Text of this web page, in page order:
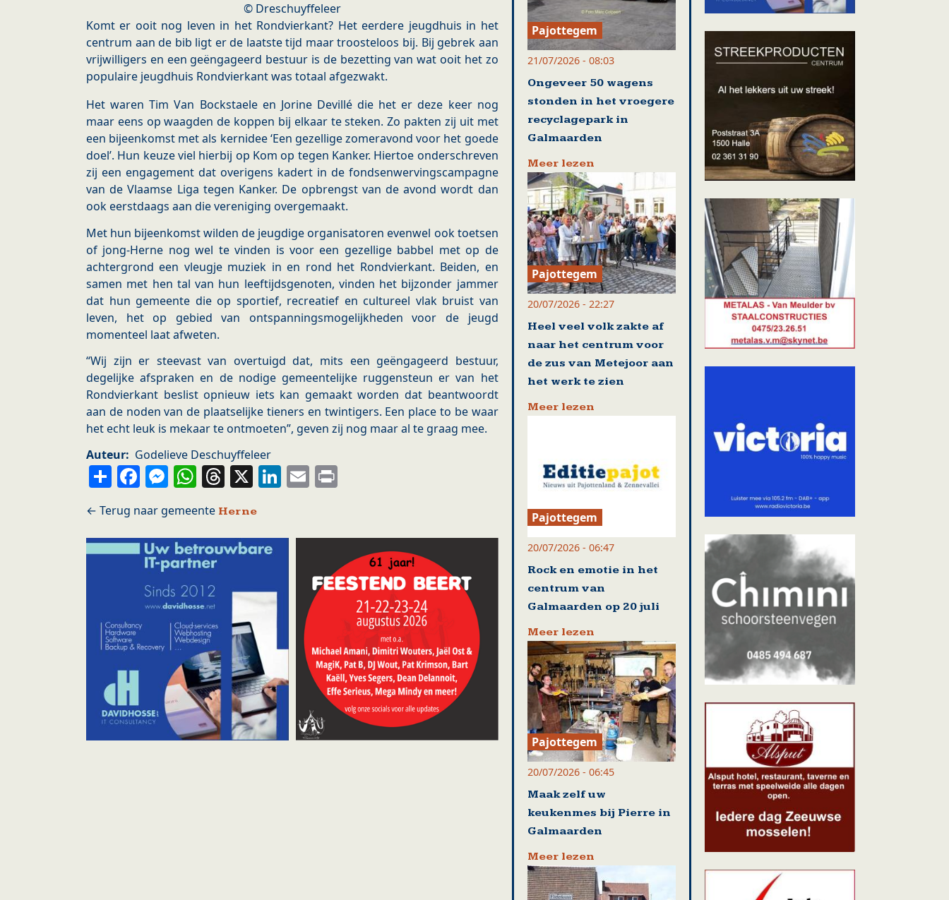
© Dreschuyffeleer
Komt er ooit nog leven in het Rondvierkant? Het eerdere jeugdhuis in het
centrum aan de bib ligt er de laatste tijd maar troosteloos bij. Bij gebrek aan
vrijwilligers en een geëngageerd bestuur is de bezetting van wat ooit het zo
populaire jeugdhuis Rondvierkant was totaal afgezwakt.
Het waren Tim Van Bockstaele en Jorine Devillé die het er deze keer nog
maar eens op waagden de koppen bij elkaar te steken. Zo pakten zij uit met
een bijeenkomst met als kernidee ‘Een gezellige zomeravond voor het goede
doel’. Hun keuze viel hierbij op Kom op tegen Kanker. Hiertoe onderschreven
zij een engagement dat overigens kadert in de fondsenwervingscampagne
van de Vlaamse Liga tegen Kanker. De opbrengst van de avond wordt dan
ook eerstdaags aan die vereniging overgemaakt.
Met hun bijeenkomst wilden de jeugdige organisatoren evenwel ook toetsen
of jong-Herne nog wel te vinden is voor een gezellige babbel met op de
achtergrond een vleugje muziek in en rond het Rondvierkant. Beiden, en
samen met hen tal van hun leeftijdsgenoten, vinden het bijzonder jammer
dat hun gemeente die op sportief, recreatief en cultureel vlak bruist van
leven, het op gebied van ontspanningsmogelijkheden voor de jeugd
momenteel laat afweten.
“Wij zijn er steevast van overtuigd dat, mits een geëngageerd bestuur,
degelijke afspraken en de nodige gemeentelijke ruggensteun er van het
Rondvierkant beslist opnieuw iets kan gemaakt worden dat beantwoordt
aan de noden van de plaatselijke tieners en twintigers. Een place to be waar
het echt leuk is mekaar te ontmoeten”, geven zij nog maar al te graag mee.
Auteur
Godelieve Deschuyffeleer
ShareFacebook
Messenger
WhatsApp
Threads
X LinkedIn
Email
Herne
Pajottegem
21/07/2026 - 08:03
Ongeveer 50 wagens
stonden in het vroegere
recyclagepark in
Galmaarden
Meer lezen
Pajottegem
20/07/2026 - 22:27
Heel veel volk zakte af
naar het centrum voor
de zus van Metejoor aan
het werk te zien
Meer lezen
Pajottegem
20/07/2026 - 06:47
Rock en emotie in het
centrum van
Galmaarden op 20 juli
Meer lezen
Pajottegem
20/07/2026 - 06:45
Maak zelf uw
keukenmes bij Pierre in
Galmaarden
Meer lezen